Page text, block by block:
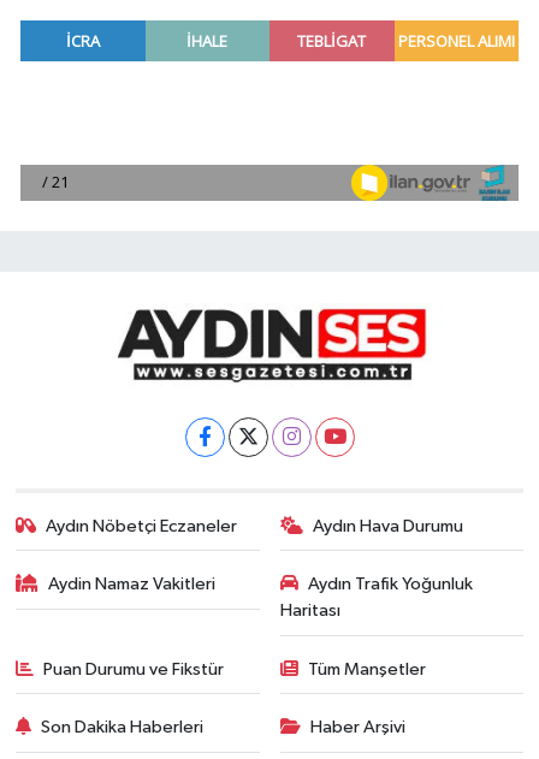
Aydın Nöbetçi Eczaneler Aydın Hava Durumu
Aydin Namaz Vakitleri
Aydın Trafik Yoğunluk
Haritası
Puan Durumu ve Fikstür Tüm Manşetler
Son Dakika Haberleri Haber Arşivi